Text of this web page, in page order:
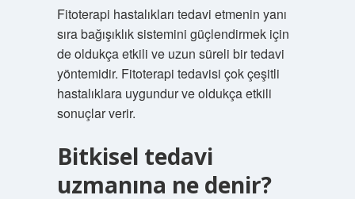
Fitoterapi hastalıkları tedavi etmenin yanı
sıra bağışıklık sistemini güçlendirmek için
de oldukça etkili ve uzun süreli bir tedavi
yöntemidir. Fitoterapi tedavisi çok çeşitli
hastalıklara uygundur ve oldukça etkili
sonuçlar verir.
Bitkisel tedavi
uzmanına ne denir?